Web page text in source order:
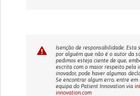
Isenção de responsabilidade: Esta
por alguém que não é o autor da
pedimos esteja ciente de que,
escrita com o maior respeito pela
inovador, pode haver algumas
Se encontrar algum erro, entre em
equipa do Patient Innovation via
innovation.com